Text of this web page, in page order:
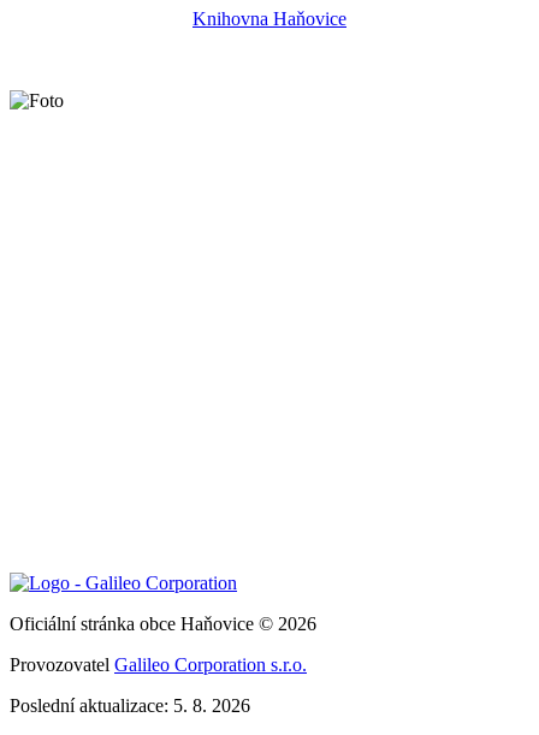
Knihovna Haňovice
Oficiální stránka obce Haňovice © 2026
Provozovatel Galileo Corporation s.r.o.
Poslední aktualizace: 5. 8. 2026